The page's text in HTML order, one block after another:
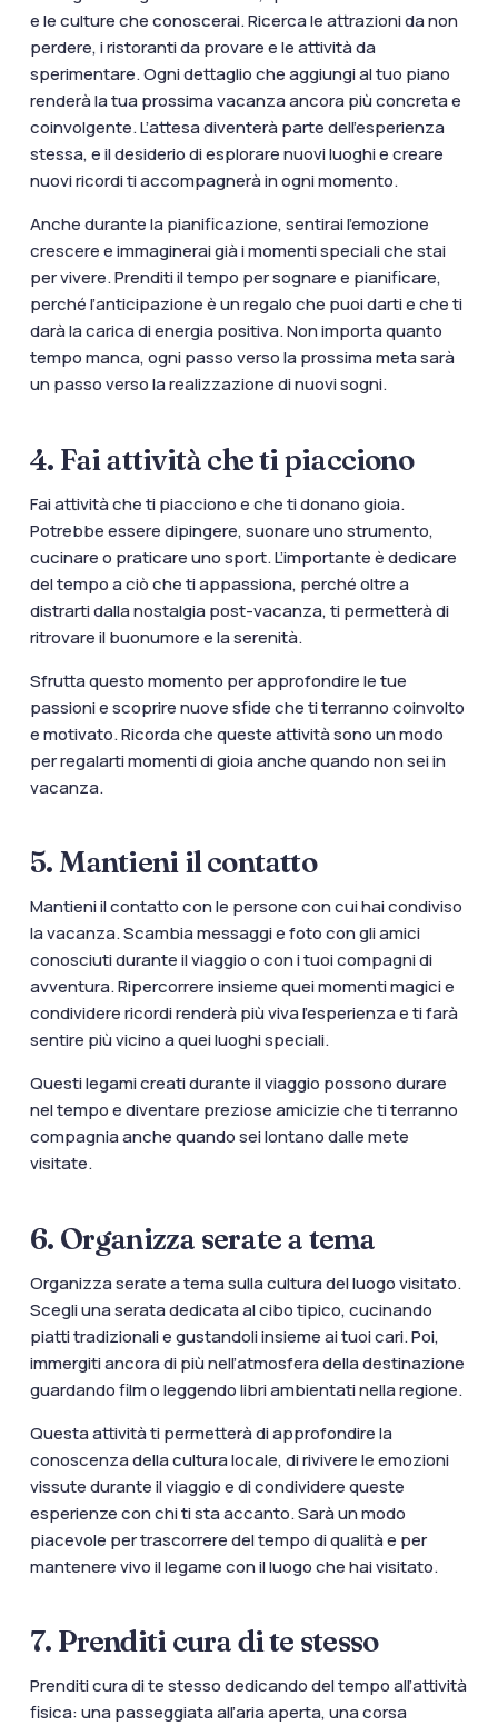
e le culture che conoscerai. Ricerca le attrazioni da non
perdere, i ristoranti da provare e le attività da
sperimentare. Ogni dettaglio che aggiungi al tuo piano
renderà la tua prossima vacanza ancora più concreta e
coinvolgente. L’attesa diventerà parte dell’esperienza
stessa, e il desiderio di esplorare nuovi luoghi e creare
nuovi ricordi ti accompagnerà in ogni momento.
Anche durante la pianificazione, sentirai l’emozione
crescere e immaginerai già i momenti speciali che stai
per vivere. Prenditi il tempo per sognare e pianificare,
perché l’anticipazione è un regalo che puoi darti e che ti
darà la carica di energia positiva. Non importa quanto
tempo manca, ogni passo verso la prossima meta sarà
un passo verso la realizzazione di nuovi sogni.
4. Fai attività che ti piacciono
Fai attività che ti piacciono e che ti donano gioia.
Potrebbe essere dipingere, suonare uno strumento,
cucinare o praticare uno sport. L’importante è dedicare
del tempo a ciò che ti appassiona, perché oltre a
distrarti dalla nostalgia post-vacanza, ti permetterà di
ritrovare il buonumore e la serenità.
Sfrutta questo momento per approfondire le tue
passioni e scoprire nuove sfide che ti terranno coinvolto
e motivato. Ricorda che queste attività sono un modo
per regalarti momenti di gioia anche quando non sei in
vacanza.
5. Mantieni il contatto
Mantieni il contatto con le persone con cui hai condiviso
la vacanza. Scambia messaggi e foto con gli amici
conosciuti durante il viaggio o con i tuoi compagni di
avventura. Ripercorrere insieme quei momenti magici e
condividere ricordi renderà più viva l’esperienza e ti farà
sentire più vicino a quei luoghi speciali.
Questi legami creati durante il viaggio possono durare
nel tempo e diventare preziose amicizie che ti terranno
compagnia anche quando sei lontano dalle mete
visitate.
6. Organizza serate a tema
Organizza serate a tema sulla cultura del luogo visitato.
Scegli una serata dedicata al cibo tipico, cucinando
piatti tradizionali e gustandoli insieme ai tuoi cari. Poi,
immergiti ancora di più nell’atmosfera della destinazione
guardando film o leggendo libri ambientati nella regione.
Questa attività ti permetterà di approfondire la
conoscenza della cultura locale, di rivivere le emozioni
vissute durante il viaggio e di condividere queste
esperienze con chi ti sta accanto. Sarà un modo
piacevole per trascorrere del tempo di qualità e per
mantenere vivo il legame con il luogo che hai visitato.
7. Prenditi cura di te stesso
Prenditi cura di te stesso dedicando del tempo all’attività
fisica: una passeggiata all’aria aperta, una corsa